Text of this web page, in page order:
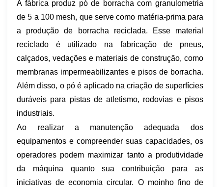
A fábrica produz pó de borracha com granulometria
de 5 a 100 mesh, que serve como matéria-prima para
a produção de borracha reciclada. Esse material
reciclado é utilizado na fabricação de pneus,
calçados, vedações e materiais de construção, como
membranas impermeabilizantes e pisos de borracha.
Além disso, o pó é aplicado na criação de superfícies
duráveis ​​para pistas de atletismo, rodovias e pisos
industriais.
Ao realizar a manutenção adequada dos
equipamentos e compreender suas capacidades, os
operadores podem maximizar tanto a produtividade
da máquina quanto sua contribuição para as
iniciativas de economia circular. O moinho fino de